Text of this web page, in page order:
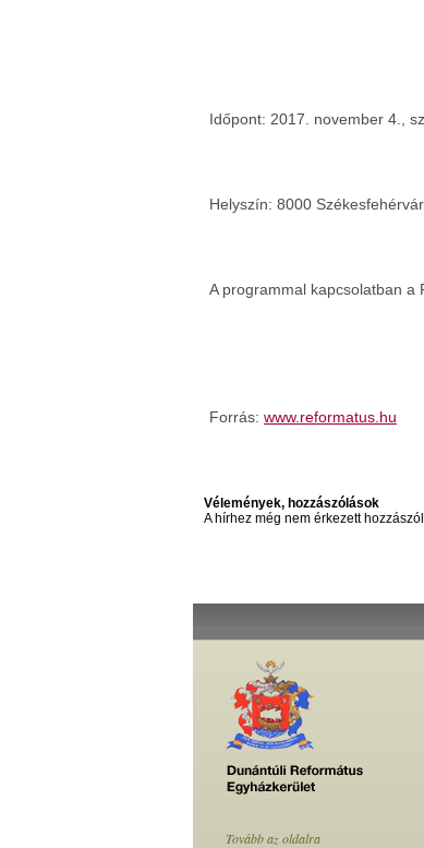
Időpont: 2017. november 4.,
Helyszín: 8000
A programmal kapcsolatban a
Forrás: www.reformatus.hu
Vélemények, hozzászólások
A hírhez még nem érkezett
Tovább az oldalra